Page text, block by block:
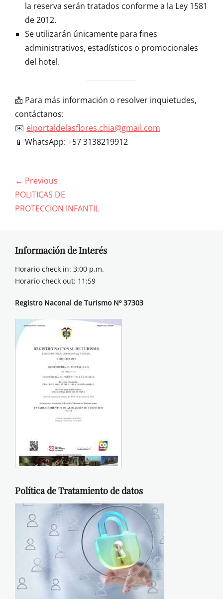
la reserva serán tratados conforme a la Ley 1581
de 2012.
Se utilizarán únicamente para fines
administrativos, estadísticos o promocionales
del hotel.
📩 Para más información o resolver inquietudes,
contáctanos:
✉️ elportaldelasflores.chia@gmail.com
📱 WhatsApp: +57 3138219912
Navegación
de
entradas
← Previous
Previous
post:
POLITICAS DE
PROTECCION INFANTIL
Información de Interés
Horario check in: 3:00 p.m.
Horario check out: 11:59
Registro Naconal de Turismo Nº 37303
Política de Tratamiento de datos